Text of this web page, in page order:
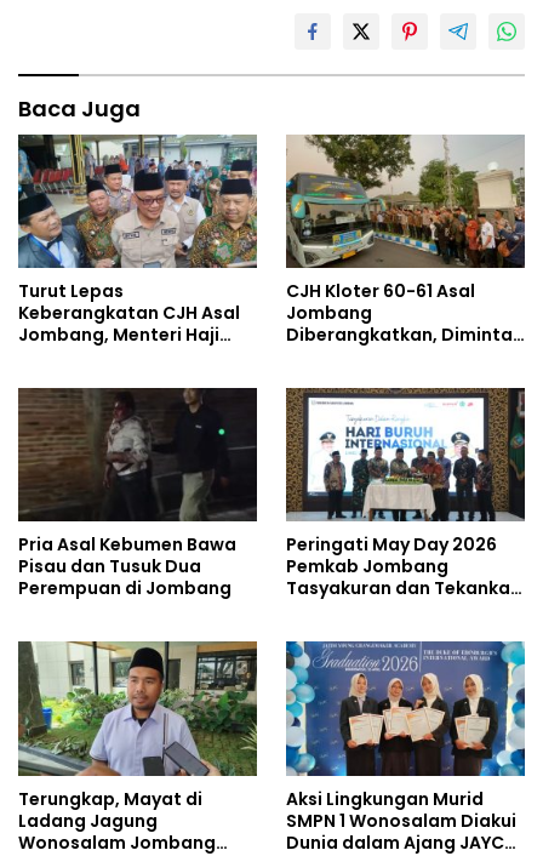
Baca Juga
Turut Lepas
Keberangkatan CJH Asal
Jombang, Menteri Haji
CJH Kloter 60-61 Asal
Jombang
Diberangkatkan, Diminta
Pria Asal Kebumen Bawa
Pisau dan Tusuk Dua
Perempuan di Jombang
Peringati May Day 2026
Pemkab Jombang
Tasyakuran dan Tekankan
Terungkap, Mayat di
Ladang Jagung
Wonosalam Jombang
Aksi Lingkungan Murid
SMPN 1 Wonosalam Diakui
Dunia dalam Ajang JAYCA